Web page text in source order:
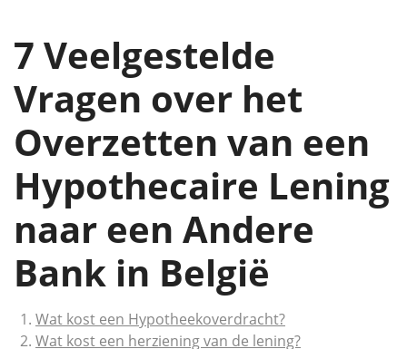
7 Veelgestelde
Vragen over het
Overzetten van een
Hypothecaire Lening
naar een Andere
Bank in België
Wat kost een Hypotheekoverdracht?
Wat kost een herziening van de lening?